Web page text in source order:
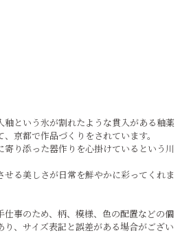
釉という氷が割れたような貫入がある釉薬
、京都で作品づくりをされています。
寄り添った器作りを心掛けているという川
せる美しさが日常を鮮やかに彩ってくれま
仕事のため、柄、模様、色の配置などの個
り、サイズ表記と誤差がある場合がござい